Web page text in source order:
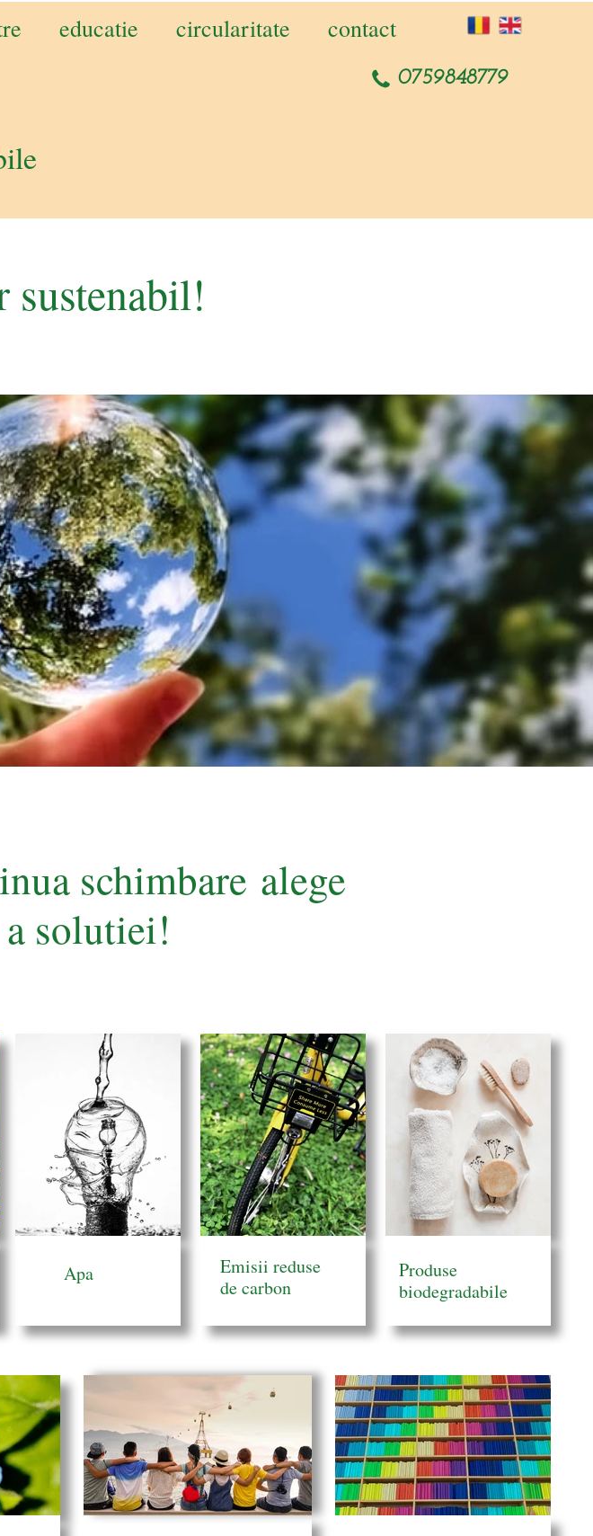
Apa
Produse
biodegradabile
Emisii reduse
de carbon
schimbare alege
solutiei!
sustenabil!
educatie circularitate contact
0759848779